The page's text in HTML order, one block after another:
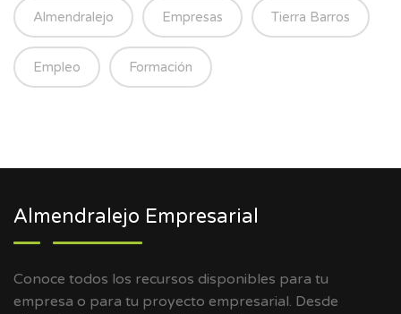
Almendralejo Empresas Tierra Barros
Empleo Formación
Almendralejo Empresarial
Conoce todos los recursos disponibles para tu
empresa o para tu proyecto empresarial. Desde